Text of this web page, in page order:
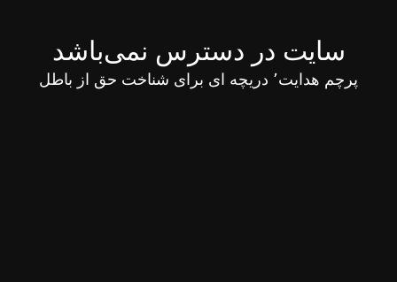
سایت در دسترس نمی‌باشد
پرچم هدایت٬ دریچه ای برای شناخت حق از باطل